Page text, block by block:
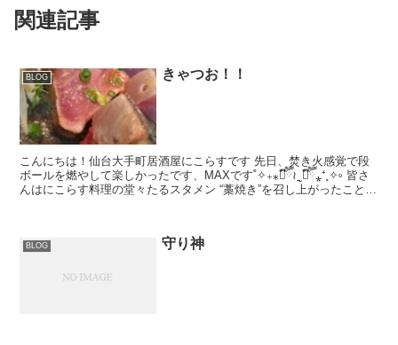
関連記事
BLOG きゃつお！！
こんにちは！仙台大手町居酒屋にこらすです 先日、焚き火感覚で段
ボールを燃やして楽しかったです、MAXです˚✧₊⁎❝᷀ົཽ≀ˍ̮ ❝᷀ົཽ⁎⁺˳✧༚ 皆さ
んはにこらす料理の堂々たるスタメン “藁焼き”を召し上がったことは
BLOG 守り神